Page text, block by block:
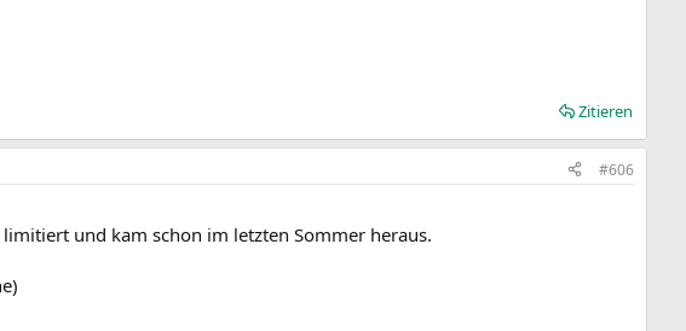
Zitieren
#606
und kam schon im letzten Sommer heraus.